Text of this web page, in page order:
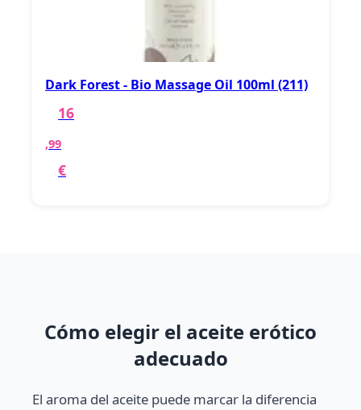
Dark Forest - Bio Massage Oil 100ml (211)
16
,99
€
Cómo elegir el aceite erótico
adecuado
El aroma del aceite puede marcar la diferencia